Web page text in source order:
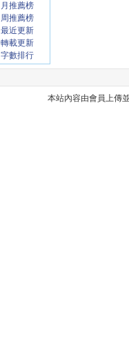
月推薦榜
周推薦榜
最近更新
轉載更新
字數排行
本站內容由會員上傳